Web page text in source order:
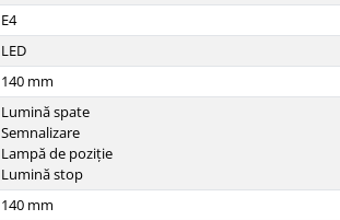
E4
LED
140 mm
Lumină spate
Semnalizare
Lampă de poziție
Lumină stop
140 mm